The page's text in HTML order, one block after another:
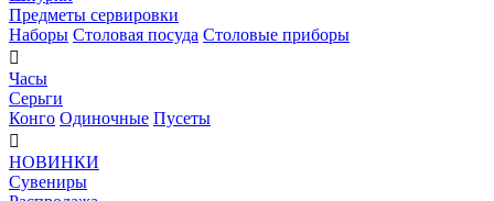
Предметы сервировки
Наборы Столовая посуда Столовые приборы

Часы
Серьги
Конго Одиночные Пусеты

НОВИНКИ
Сувениры